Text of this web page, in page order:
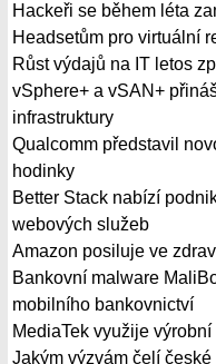
Hackeři se během léta
Headsetům pro virtuální
Růst výdajů na IT letos
vSphere+ a vSAN+
infrastruktury
Qualcomm představil
hodinky
Better Stack nabízí
webových služeb
Amazon posiluje ve
Bankovní malware
mobilního bankovnictví
MediaTek využije
Jakým výzvám čelí